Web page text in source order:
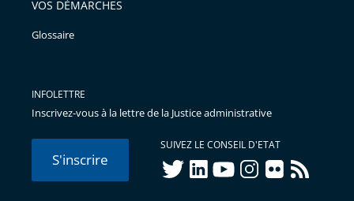
VOS DÉMARCHES
Glossaire
INFOLETTRE
Inscrivez-vous à la lettre de la Justice administrative
S'inscrire
SUIVEZ LE CONSEIL D'ETAT
twitterlinkedInyoutubeinstagram
flickr rss